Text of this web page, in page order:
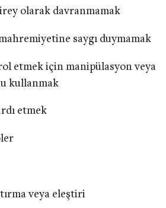
olarak davranmamak
saygı duymamak
etmek için manipülasyon veya
kullanmak
etmek
veya eleştiri